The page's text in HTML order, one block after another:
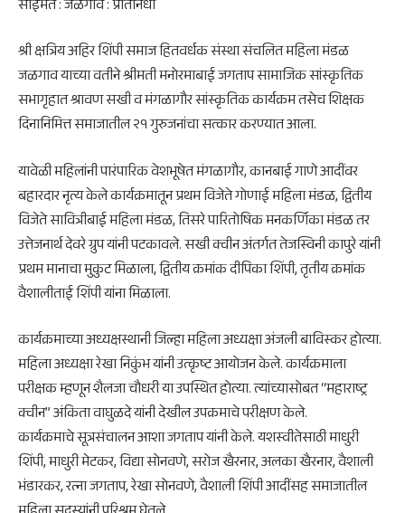
साईमत : जळगाव : प्रतिनिधी
श्री क्षत्रिय अहिर शिंपी समाज हितवर्धक संस्था संचलित महिला मंडळ
जळगाव याच्या वतीने श्रीमती मनोरमाबाई जगताप सामाजिक सांस्कृतिक
सभागृहात श्रावण सखी व मंगळागौर सांस्कृतिक कार्यक्रम तसेच शिक्षक
दिनानिमित्त समाजातील २१ गुरुजनांचा सत्कार करण्यात आला.
यावेळी महिलांनी पारंपारिक वेशभूषेत मंगळागौर, कानबाई गाणे आदींवर
बहारदार नृत्य केले कार्यक्रमातून प्रथम विजेते गोणाई महिला मंडळ, द्वितीय
विजेते सावित्रीबाई महिला मंडळ, तिसरे पारितोषिक मनकर्णिका मंडळ तर
उत्तेजनार्थ देवरे ग्रुप यांनी पटकावले. सखी क्वीन अंतर्गत तेजस्विनी कापुरे यांनी
प्रथम मानाचा मुकुट मिळाला, द्वितीय क्रमांक दीपिका शिंपी, तृतीय क्रमांक
वैशालीताई शिंपी यांना मिळाला.
कार्यक्रमाच्या अध्यक्षस्थानी जिल्हा महिला अध्यक्षा अंजली बाविस्कर होत्या.
महिला अध्यक्षा रेखा निकुंभ यांनी उत्कृष्ट आयोजन केले. कार्यक्रमाला
परीक्षक म्हणून शैलजा चौधरी या उपस्थित होत्या. त्यांच्यासोबत “महाराष्ट्र
क्वीन” अंकिता वाघुळदे यांनी देखील उपक्रमाचे परीक्षण केले.
कार्यक्रमाचे सूत्रसंचालन आशा जगताप यांनी केले. यशस्वीतेसाठी माधुरी
शिंपी, माधुरी मेटकर, विद्या सोनवणे, सरोज खैरनार, अलका खैरनार, वैशाली
भंडारकर, रत्ना जगताप, रेखा सोनवणे, वैशाली शिंपी आदींसह समाजातील